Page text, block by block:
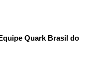
Quark Brasil do